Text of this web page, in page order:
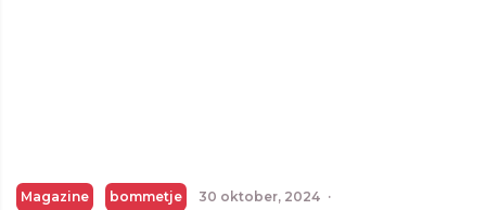
Magazine bommetje 30 oktober, 2024 ·